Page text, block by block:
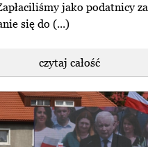
jako podatnicy za
się do (...)
czytaj całość